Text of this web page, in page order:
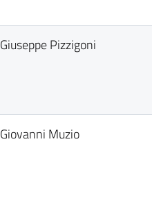
Giuseppe Pizzigoni
Giovanni Muzio